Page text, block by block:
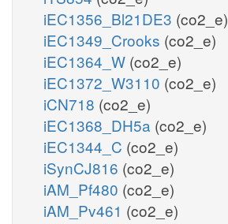
iEC1356_Bl21DE3 (co2_e)
iEC1349_Crooks (co2_e)
iEC1364_W (co2_e)
iEC1372_W3110 (co2_e)
iCN718 (co2_e)
iEC1368_DH5a (co2_e)
iEC1344_C (co2_e)
iSynCJ816 (co2_e)
iAM_Pf480 (co2_e)
iAM_Pv461 (co2_e)